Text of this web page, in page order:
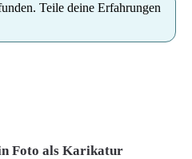
Teile deine Erfahrungen
Foto als Karikatur